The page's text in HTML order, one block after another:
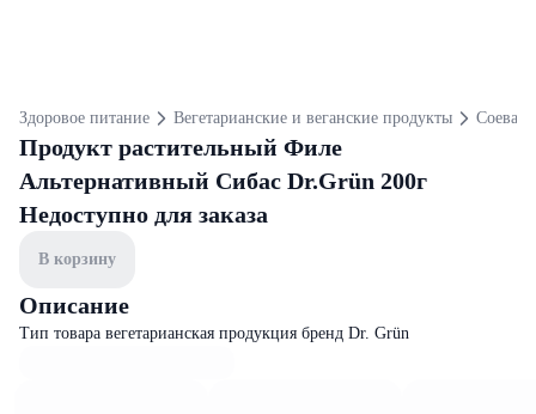
Здоровое питание Вегетарианские и веганские продукты Соевая
Продукт растительный Филе
Альтернативный Сибас Dr.Grün 200г
Недоступно для заказа
В корзину
Описание
Тип товара вегетарианская продукция бренд Dr. Grün